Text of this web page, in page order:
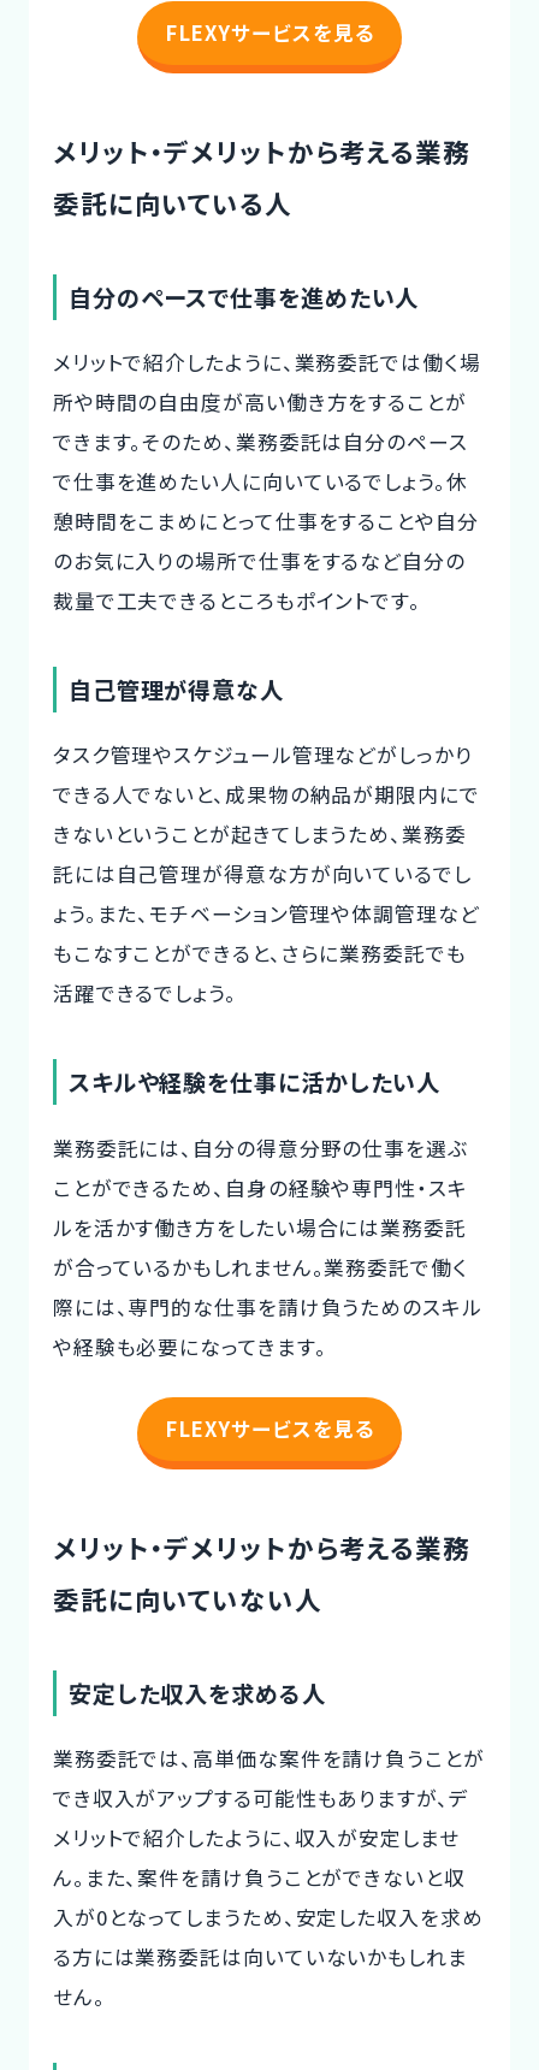
FLEXYサービスを見る
メリット・デメリットから考える業務
委託に向いている人
自分のペースで仕事を進めたい人
メリットで紹介したように、業務委託では働く場
所や時間の自由度が高い働き方をすることが
できます。そのため、業務委託は自分のペース
で仕事を進めたい人に向いているでしょう。休
憩時間をこまめにとって仕事をすることや自分
のお気に入りの場所で仕事をするなど自分の
裁量で工夫できるところもポイントです。
自己管理が得意な人
タスク管理やスケジュール管理などがしっかり
できる人でないと、成果物の納品が期限内にで
きないということが起きてしまうため、業務委
託には自己管理が得意な方が向いているでし
ょう。また、モチベーション管理や体調管理など
もこなすことができると、さらに業務委託でも
活躍できるでしょう。
スキルや経験を仕事に活かしたい人
業務委託には、自分の得意分野の仕事を選ぶ
ことができるため、自身の経験や専門性・スキ
ルを活かす働き方をしたい場合には業務委託
が合っているかもしれません。業務委託で働く
際には、専門的な仕事を請け負うためのスキル
や経験も必要になってきます。
FLEXYサービスを見る
メリット・デメリットから考える業務
委託に向いていない人
安定した収入を求める人
業務委託では、高単価な案件を請け負うことが
でき収入がアップする可能性もありますが、デ
メリットで紹介したように、収入が安定しませ
ん。また、案件を請け負うことができないと収
入が0となってしまうため、安定した収入を求め
る方には業務委託は向いていないかもしれま
せん。